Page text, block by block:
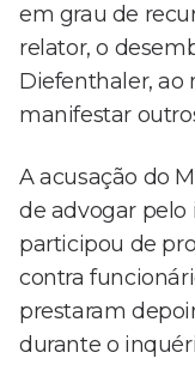
em grau de
relator, o
Diefenthaler, ao
manifestar
A acusação do
de advogar pelo
participou de
contra
prestaram
durante o